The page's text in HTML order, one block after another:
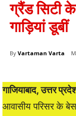
ग्रैंड सिटी
गाड़ियां डूबीं
By Vartaman Varta
गाजियाबाद, उत्तर
आवासीय परिसर के